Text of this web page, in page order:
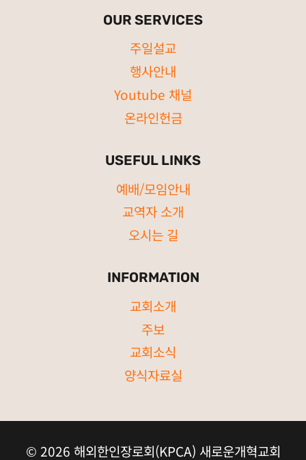
OUR SERVICES
주일설교
행사안내
Youtube 채널
온라인헌금
USEFUL LINKS
예배/모임안내
교역자 소개
오시는 길
INFORMATION
교회소개
주보
교회소식
양식자료실
© 2026 해외한인장로회(KPCA) 새로운개혁교회